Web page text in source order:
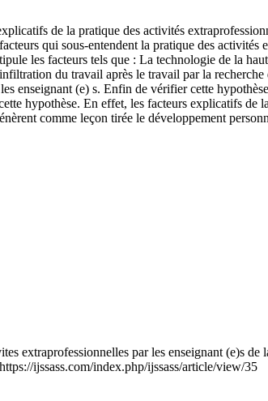
de la pratique des activités
qui sous-entendent la pratique des
les facteurs tels que : La technologie de la
du travail après le travail par la
enseignant (e) s. Enfin de vérifier cette
hypothèse. En effet, les facteurs explicatifs
comme leçon tirée le développement
extraprofessionnelles par les enseignant (e)s
ijssass.com/index.php/ijssass/article/view/35